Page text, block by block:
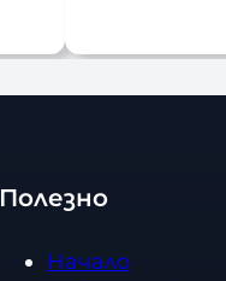
Полезно
Начало